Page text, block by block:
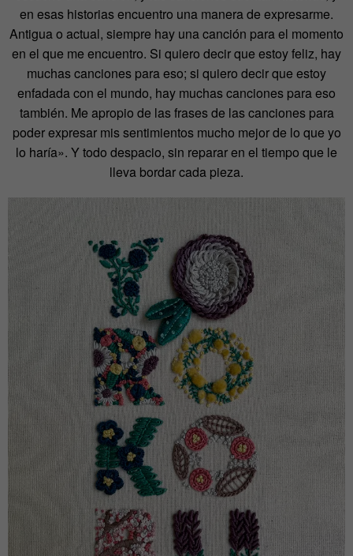
en esas historias encuentro una manera de expresarme.
Antigua o actual, siempre hay una canción para el momento
en el que me encuentro. Si quiero decir que estoy feliz, hay
muchas canciones para eso; si quiero decir que estoy
enfadada con el mundo, hay muchas canciones para eso
también. Me apropio de las frases de las canciones para
poder expresar mis sentimientos mucho mejor de lo que yo
lo haría». Y todo despacio, sin reparar en el tiempo que le
lleva bordar cada pieza.